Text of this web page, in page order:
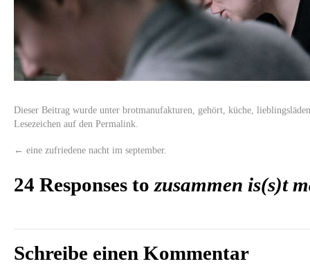
Dieser Beitrag wurde unter brotmanufakturen gehört küche lieblingsläden
Lesezeichen auf den Permalink
← eine zufriedene nacht im september.
24 Responses tozusammen is(s)t
Schreibe einen Kommentar